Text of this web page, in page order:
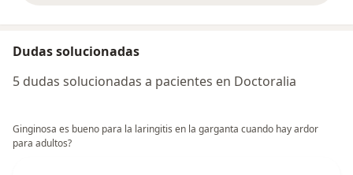
Dudas solucionadas
5 dudas solucionadas a pacientes en Doctoralia
Ginginosa es bueno para la laringitis en la garganta cuando hay ardor
para adultos?